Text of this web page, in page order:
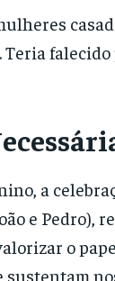
a
e
o
sustentam